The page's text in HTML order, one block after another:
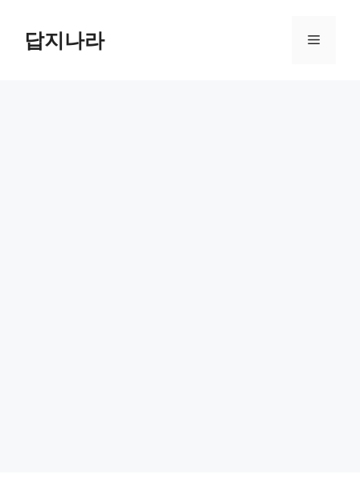
답지나라 메